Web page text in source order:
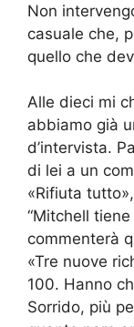
Non
casuale che,
quello che
Alle dieci mi
abbiamo già
d’intervista.
di lei a un
«Rifiuta
“Mitchell
commenterà
«Tre nuove
100. Hanno
Sorrido, più